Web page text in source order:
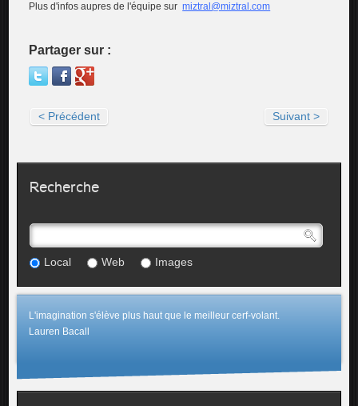
Plus d'infos aupres de l'équipe surmiztral@miztral.com
Partager sur :
< Précédent Suivant >
Recherche
Local Web Images
L'imagination s'élève plus haut que le meilleur cerf-volant.
Lauren Bacall